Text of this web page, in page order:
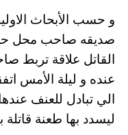
و حسب الأبحاث
صديقه صاحب محل
القاتل علاقة تربط
عنده و ليلة الأمس
الي تبادل للعنف
ليسدد بها طعنة